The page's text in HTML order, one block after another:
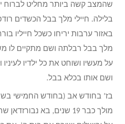
שהמצב קשה ביותר מחליט לברוח
בלילה. חיילי מלך בבל הכשדים
באזור ערבות יריחו כשכל חייליו
מלך בבל רבלתה ושם מתקיים לו
על מעשיו ושוחט את כל ילדיו
ושם אותו בכלא בבל.
בז’ בחודש אב (בחודש החמישי
מולך כבר 19 שנים, בא